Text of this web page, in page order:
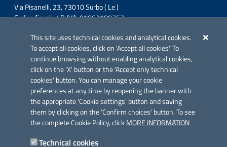
This site uses technical cookies and analytical cookies.
To accept all cookies, click on 'Accept all cookies'. To
continue browsing without enabling analytical cookies,
click on the 'X' button or the 'Accept only technical
cookies' button. You can manage your cookie
preferences at any time by reopening the banner with
the appropriate 'Cookie settings' button and saving
them by clicking on the 'Confirm choices' button. To see
the complete Cookie Policy, clickMORE INFORMATION
Technical cookies
Via Pisanelli, 23, 73010 Surbo ( Le )
Codice fiscale / P. IVA: 01862180757
Fax: 0832 360821
Email: comunesurbo@pec.it
Posta Elettronica Certificata: comunesurbo@pec.it
Iniziativa finanziata con risorse del POC Puglia 2014-2020. Asse II.
Azione 2.3.